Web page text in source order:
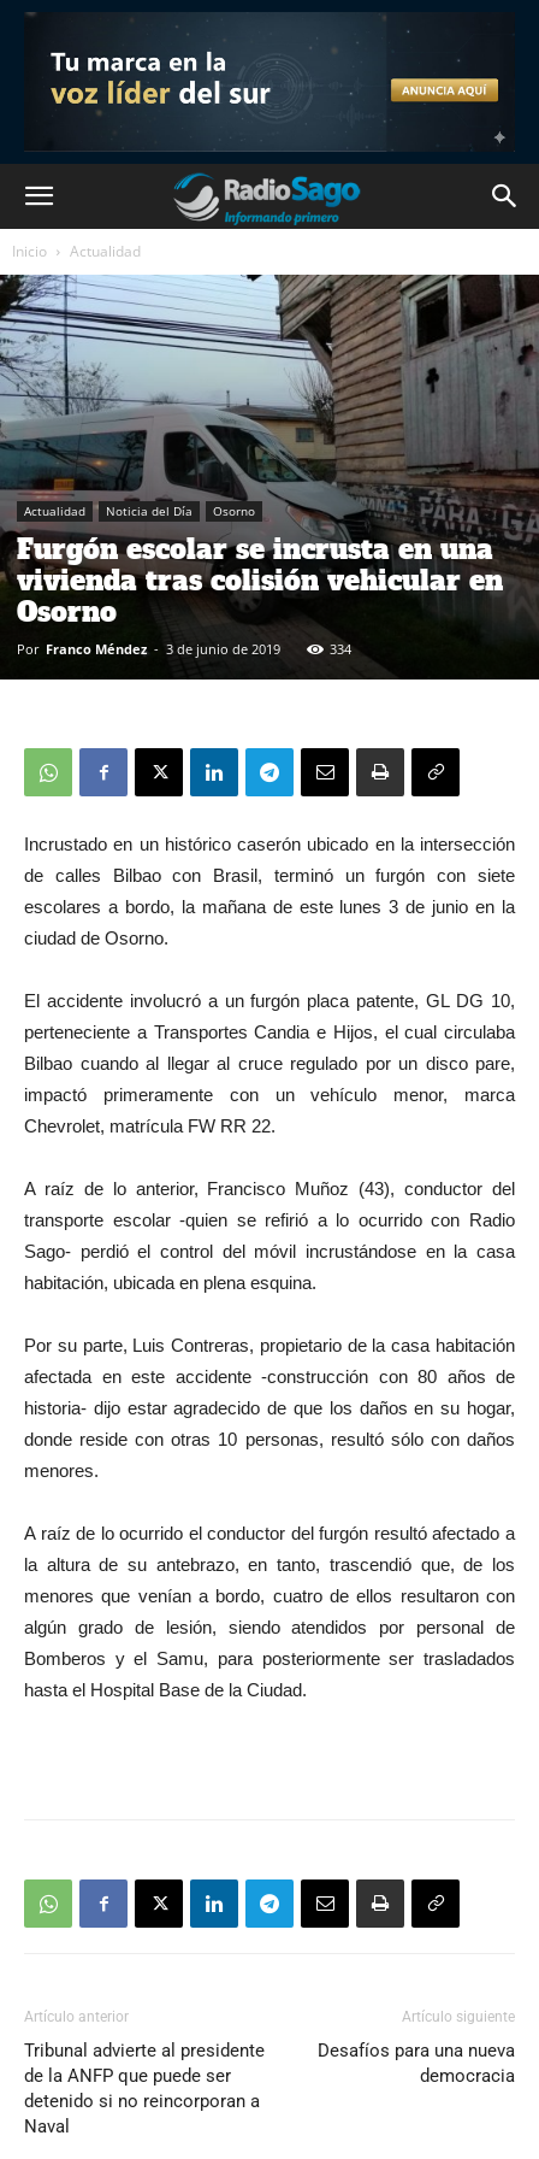
Inicio Actualidad
Actualidad Noticia del Día Osorno
Furgón escolar se incrusta en una
vivienda tras colisión vehicular en
Osorno
Por Franco Méndez - 3 de junio de 2019 334
Incrustado en un histórico caserón ubicado en la intersección
de calles Bilbao con Brasil, terminó un furgón con siete
escolares a bordo, la mañana de este lunes 3 de junio en la
ciudad de Osorno.
El accidente involucró a un furgón placa patente, GL DG 10,
perteneciente a Transportes Candia e Hijos, el cual circulaba
Bilbao cuando al llegar al cruce regulado por un disco pare,
impactó primeramente con un vehículo menor, marca
Chevrolet, matrícula FW RR 22.
A raíz de lo anterior, Francisco Muñoz (43), conductor del
transporte escolar -quien se refirió a lo ocurrido con Radio
Sago- perdió el control del móvil incrustándose en la casa
habitación, ubicada en plena esquina.
Por su parte, Luis Contreras, propietario de la casa habitación
afectada en este accidente -construcción con 80 años de
historia- dijo estar agradecido de que los daños en su hogar,
donde reside con otras 10 personas, resultó sólo con daños
menores.
A raíz de lo ocurrido el conductor del furgón resultó afectado a
la altura de su antebrazo, en tanto, trascendió que, de los
menores que venían a bordo, cuatro de ellos resultaron con
algún grado de lesión, siendo atendidos por personal de
Bomberos y el Samu, para posteriormente ser trasladados
hasta el Hospital Base de la Ciudad.
Artículo anterior
Tribunal advierte al presidente
de la ANFP que puede ser
detenido si no reincorporan a
Naval
Artículo siguiente
Desafíos para una nueva
democracia